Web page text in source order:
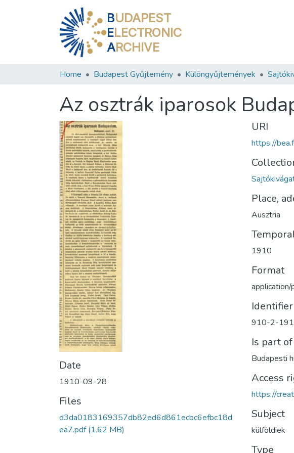
BUDAPEST
ELECTRONIC
ARCHIVE
Home Budapest Gyűjtemény Különgyűjtemények
Az osztrák iparosok
Date
1910-09-28
Files
d3da0183169357db82ed6d861ecbc6efbc18d
ea7.pdf(1.62 MB)
URI
https://
Place,
Ausztria
1910
Format
application/
Identifier
910-2-
Is part of
Budapesti
Access
https://
Subject
külföldiek
Type